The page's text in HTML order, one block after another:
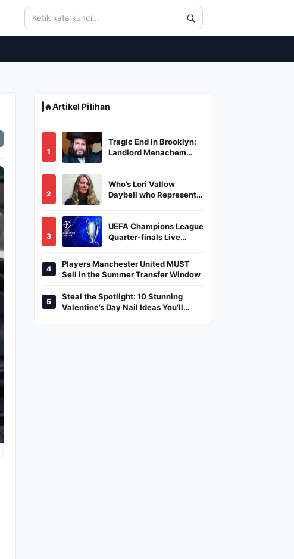
🔥Artikel Pilihan
1
Tragic End in Brooklyn:
Landlord Menachem
Burned in a Dumpster
2
Who’s Lori Vallow
Daybell who Represents
3
UEFA Champions League
Quarter-finals Live
And Where To Watch
4
Players Manchester United MUST
Sell in the Summer Transfer Window
5
Steal the Spotlight: 10 Stunning
Valentine’s Day Nail Ideas You’ll